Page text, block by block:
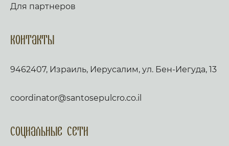
Для партнеров
Контакты
9462407, Израиль, Иерусалим, ул. Бен-Иегуда, 13
coordinator@santosepulcro.co.il
Социальные сети